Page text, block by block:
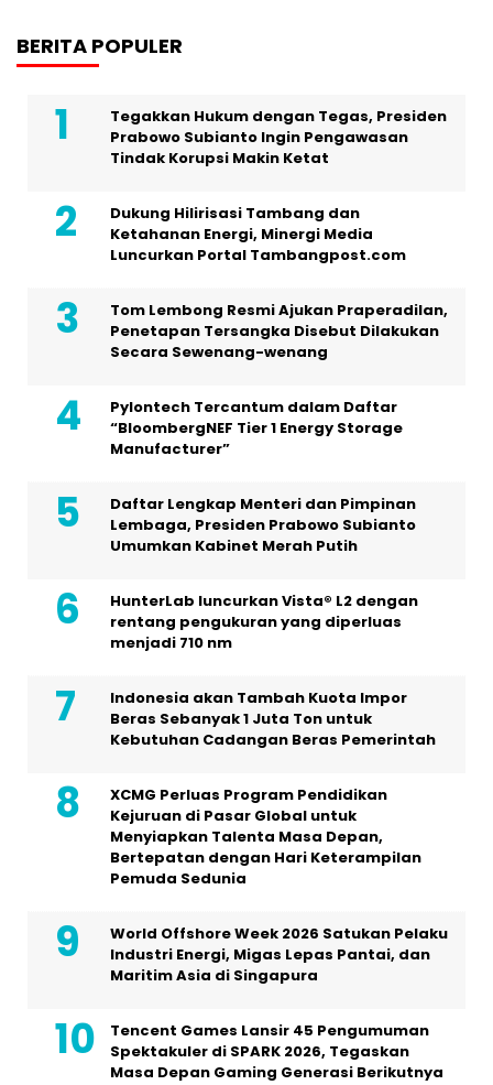
BERITA POPULER
Tegakkan Hukum dengan Tegas, Presiden
Prabowo Subianto Ingin Pengawasan
Tindak Korupsi Makin Ketat
Dukung Hilirisasi Tambang dan
Ketahanan Energi, Minergi Media
Luncurkan Portal Tambangpost.com
Tom Lembong Resmi Ajukan Praperadilan,
Penetapan Tersangka Disebut Dilakukan
Secara Sewenang-wenang
Pylontech Tercantum dalam Daftar
“BloombergNEF Tier 1 Energy Storage
Manufacturer”
Daftar Lengkap Menteri dan Pimpinan
Lembaga, Presiden Prabowo Subianto
Umumkan Kabinet Merah Putih
HunterLab luncurkan Vista® L2 dengan
rentang pengukuran yang diperluas
menjadi 710 nm
Indonesia akan Tambah Kuota Impor
Beras Sebanyak 1 Juta Ton untuk
Kebutuhan Cadangan Beras Pemerintah
XCMG Perluas Program Pendidikan
Kejuruan di Pasar Global untuk
Menyiapkan Talenta Masa Depan,
Bertepatan dengan Hari Keterampilan
Pemuda Sedunia
World Offshore Week 2026 Satukan Pelaku
Industri Energi, Migas Lepas Pantai, dan
Maritim Asia di Singapura
Tencent Games Lansir 45 Pengumuman
Spektakuler di SPARK 2026, Tegaskan
Masa Depan Gaming Generasi Berikutnya